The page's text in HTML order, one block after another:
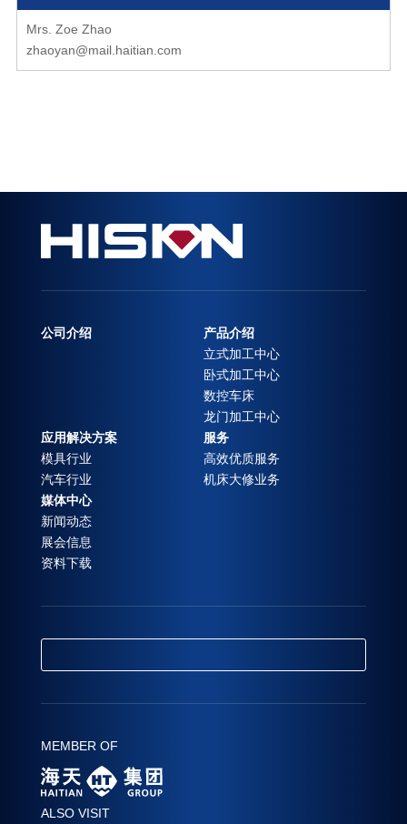
Mrs. Zoe Zhao
zhaoyan@mail.haitian.com
公司介绍
产品介绍
立式加工中心
卧式加工中心
数控车床
龙门加工中心
应用解决方案
模具行业
汽车行业
服务
高效优质服务
机床大修业务
媒体中心
新闻动态
展会信息
资料下载
MEMBER OF
ALSO VISIT